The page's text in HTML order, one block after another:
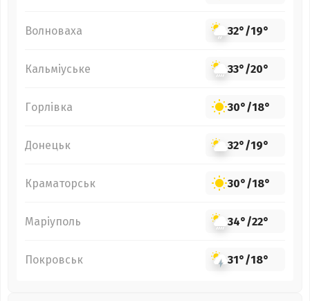
Волноваха 32°/19°
Кальміуське 33°/20°
Горлівка 30°/18°
Донецьк 32°/19°
Краматорськ 30°/18°
Маріуполь 34°/22°
Покровськ 31°/18°